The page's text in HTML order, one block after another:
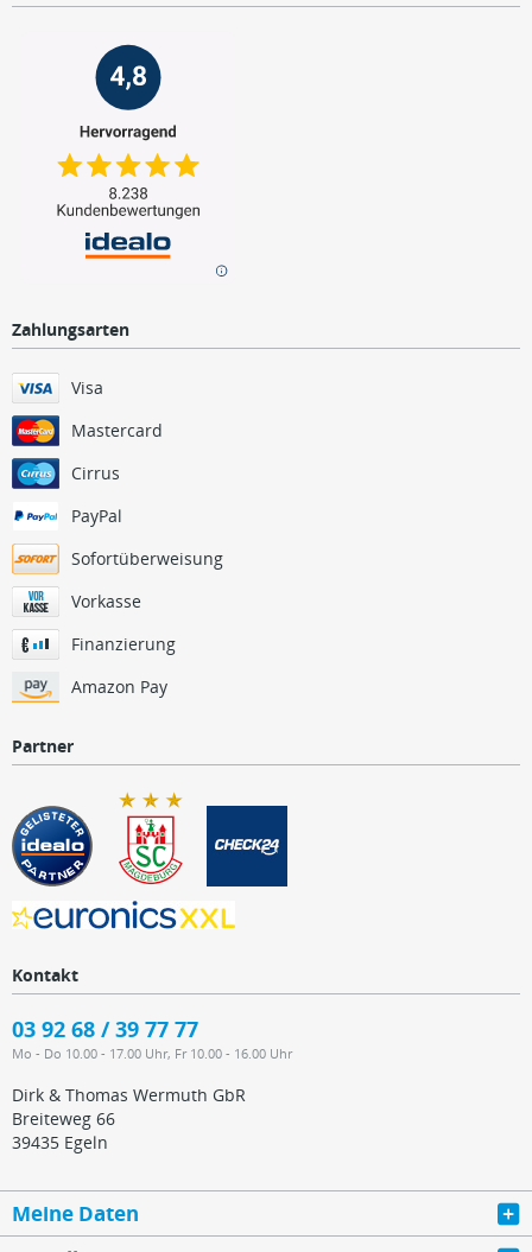
Zahlungsarten
Visa
Mastercard
Cirrus
PayPal
Sofortüberweisung
Vorkasse
Finanzierung
Amazon Pay
Partner
Kontakt
03 92 68 / 39 77 77
Mo - Do 10.00 - 17.00 Uhr, Fr 10.00 - 16.00 Uhr
Dirk & Thomas Wermuth GbR
Breiteweg 66
39435 Egeln
Meine Daten